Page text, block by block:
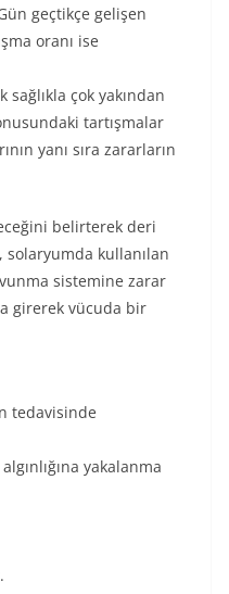
geçtikçe gelişen
oranı ise
çok yakından
tartışmalar
yanı sıra zararların
belirterek deri
solaryumda kullanılan
sistemine zarar
girerek vücuda bir
tedavisinde
yakalanma